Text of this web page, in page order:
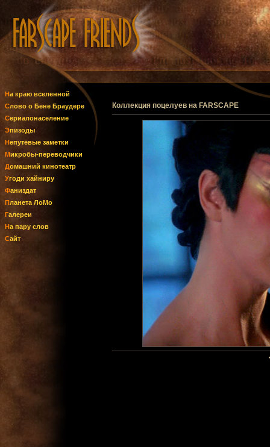
На краю вселенной
Слово о Бене Браудере
Сериалонаселение
Эпизоды
Непутёвые заметки
Микробы-переводчики
Домашний кинотеатр
Угоди хайниру
Фаниздат
Планета ЛоМо
Галереи
На пару слов
Сайт
Коллекция поцелуев на FARSCAPE